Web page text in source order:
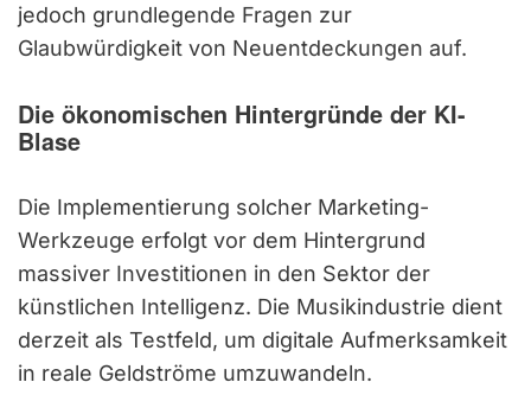
jedoch grundlegende Fragen zur
Glaubwürdigkeit von Neuentdeckungen auf.
Die ökonomischen Hintergründe der KI-
Blase
Die Implementierung solcher Marketing-
Werkzeuge erfolgt vor dem Hintergrund
massiver Investitionen in den Sektor der
künstlichen Intelligenz. Die Musikindustrie dient
derzeit als Testfeld, um digitale Aufmerksamkeit
in reale Geldströme umzuwandeln.